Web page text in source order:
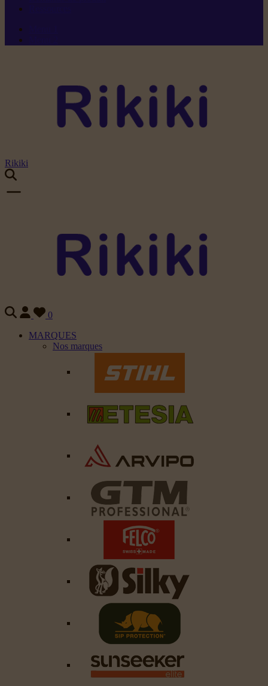
Rikiki
0
MARQUES
Nos marques